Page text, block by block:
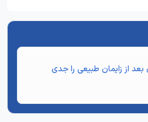
از زایمان طبیعی را جدی